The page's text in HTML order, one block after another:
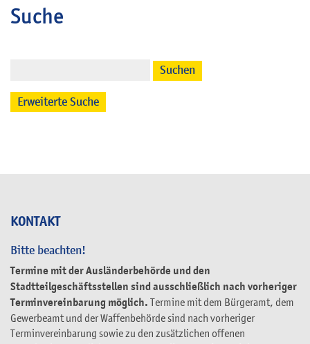
KONTAKT
Bitte beachten!
Termine mit der Ausländerbehörde und den
Stadtteilgeschäftsstellen sind ausschließlich nach vorheriger
Terminvereinbarung möglich. Termine mit dem Bürgeramt, dem
Gewerbeamt und der Waffenbehörde sind nach vorheriger
Terminvereinbarung sowie zu den zusätzlichen offenen
Suche
Suchen
Erweiterte Suche